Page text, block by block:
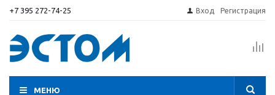
+7 395 272-74-25 Вход Регистрация
МЕНЮ